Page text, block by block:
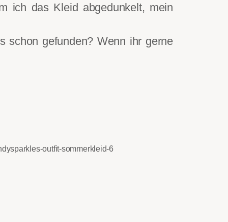
ich das Kleid abgedunkelt, mein
schon gefunden? Wenn ihr gerne